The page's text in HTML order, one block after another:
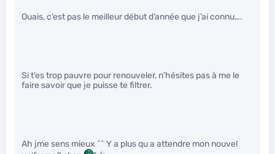
Ouais, c’est pas le meilleur début d’année que j’ai connu….
Si t’es trop pauvre pour renouveler, n’hésites pas à me le
faire savoir que je puisse te filtrer.
Ah jme sens mieux ^^ Y a plus qu a attendre mon nouvel